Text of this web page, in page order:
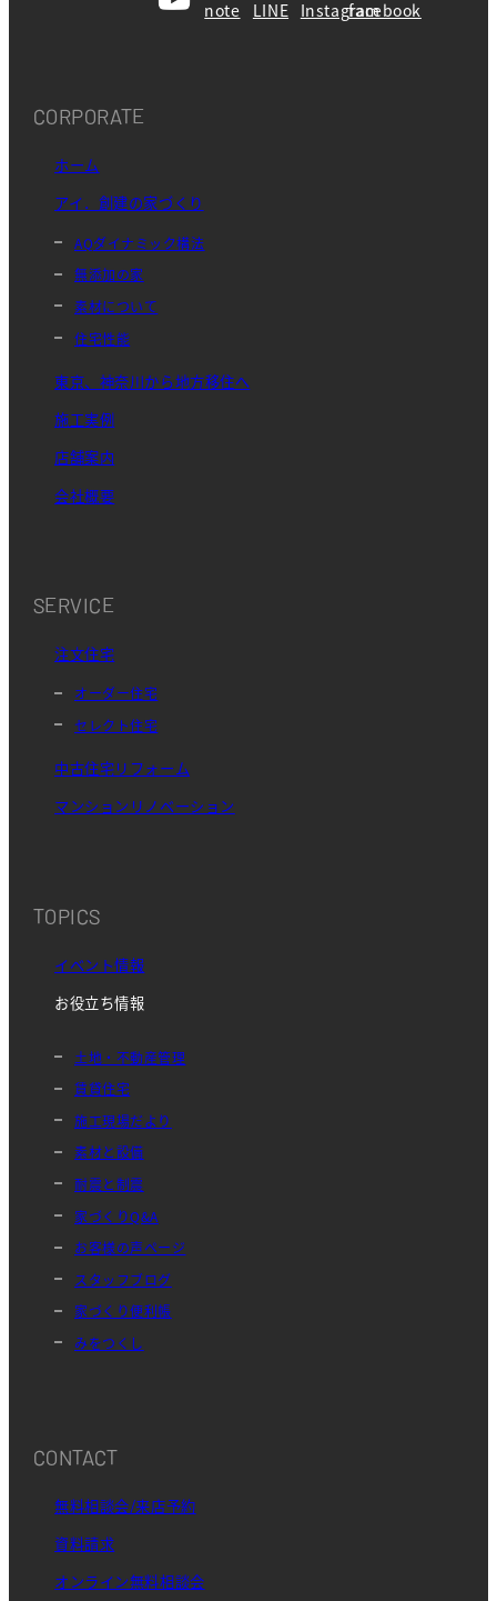
CORPORATE
ホーム
アイ．創建の家づくり
AQダイナミック構法
無添加の家
素材について
住宅性能
東京、神奈川から地方移住へ
施工実例
店舗案内
会社概要
SERVICE
注文住宅
オーダー住宅
セレクト住宅
中古住宅リフォーム
マンションリノベーション
TOPICS
イベント情報
お役立ち情報
土地・不動産管理
賃貸住宅
施工現場だより
素材と設備
耐震と制震
家づくりQ&A
お客様の声ページ
スタッフブログ
家づくり便利帳
みをつくし
CONTACT
無料相談会/来店予約
資料請求
オンライン無料相談会